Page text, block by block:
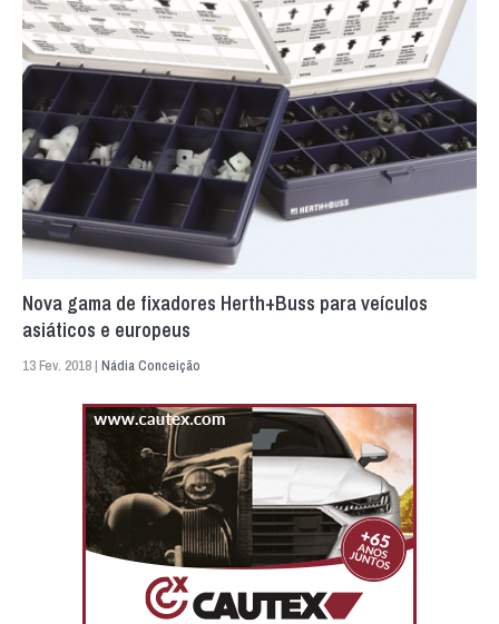
Nova gama de fixadores Herth+Buss para veículos
asiáticos e europeus
13 Fev. 2018 | Nádia Conceição